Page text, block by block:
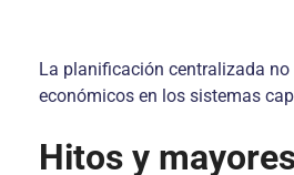
La planificación centralizada
económicos en los sistemas
Hitos y